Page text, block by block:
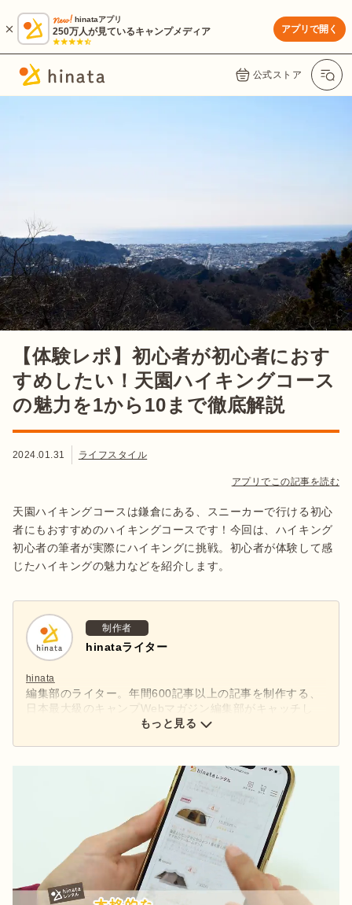
hinataアプリ
250万人が見ているキャンプメディア アプリで開く
公式ストア
【体験レポ】初心者が初心者におす
すめしたい！天園ハイキングコース
の魅力を1から10まで徹底解説
2024.01.31 ライフスタイル
アプリでこの記事を読む
天園ハイキングコースは鎌倉にある、スニーカーで行ける初心
者にもおすすめのハイキングコースです！今回は、ハイキング
初心者の筆者が実際にハイキングに挑戦。初心者が体験して感
じたハイキングの魅力などを紹介します。
制作者
hinataライター
hinata
編集部のライター。年間600記事以上の記事を制作する、
日本最大級のキャンプWebマガジン編集部がキャッチし
た、アウトドアの最新情報をお届けします。
もっと見る